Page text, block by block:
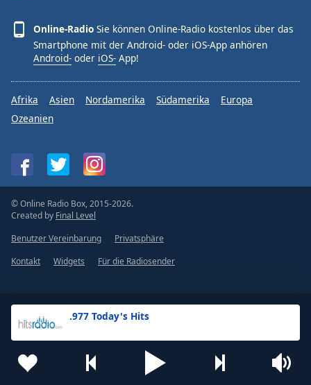
.977 Today's Hits
Online-Radio Sie können Online-Radio kostenlos über das
Smartphone mit der Android- oder iOS-App anhören
Android- oder iOS- App!
Afrika Asien Nordamerika Südamerika
Europa
Ozeanien
© Online Radio Box, 2015-2026.
Created by Final Level
Benutzer Vereinbarung
Privatsphäre
Kontakt
Widgets Für die Radiosender